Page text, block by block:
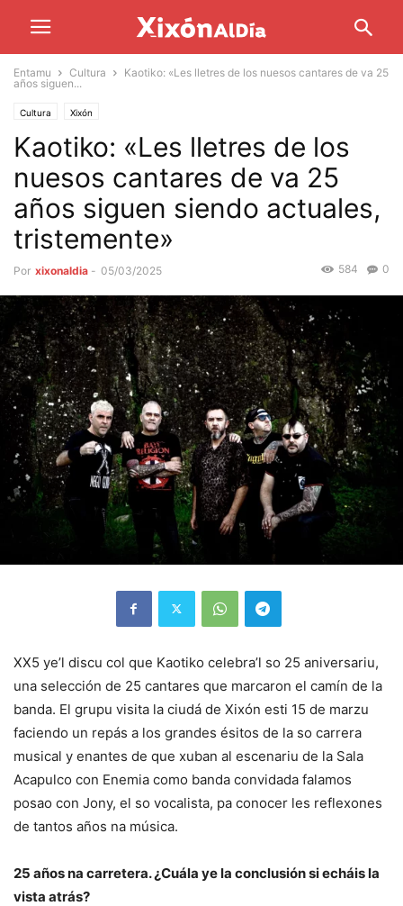
Entamu Cultura
Kaotiko: «Les lletres de los nuesos cantares de va 25
años siguen...
Cultura Xixón
Kaotiko: «Les lletres de los
nuesos cantares de va 25
años siguen siendo actuales,
tristemente»
Por xixonaldia - 05/03/2025 0
584
XX5 ye’l discu col que Kaotiko celebra’l so 25 aniversariu,
una selección de 25 cantares que marcaron el camín de la
banda. El grupu visita la ciudá de Xixón esti 15 de marzu
faciendo un repás a los grandes ésitos de la so carrera
musical y enantes de que xuban al escenariu de la Sala
Acapulco con Enemia como banda convidada falamos
posao con Jony, el so vocalista, pa conocer les reflexones
de tantos años na música.
25 años na carretera. ¿Cuála ye la conclusión si echáis la
vista atrás?